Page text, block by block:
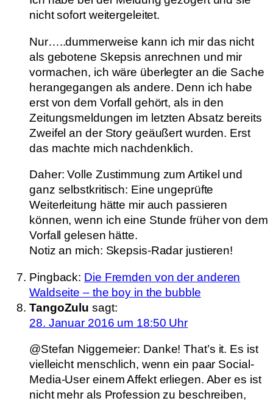
nicht sofort weitergeleitet.
Nur…..dummerweise kann ich mir das nicht
als gebotene Skepsis anrechnen und mir
vormachen, ich wäre überlegter an die Sache
herangegangen als andere. Denn ich habe
erst von dem Vorfall gehört, als in den
Zeitungsmeldungen im letzten Absatz bereits
Zweifel an der Story geäußert wurden. Erst
das machte mich nachdenklich.
Daher: Volle Zustimmung zum Artikel und
ganz selbstkritisch: Eine ungeprüfte
Weiterleitung hätte mir auch passieren
können, wenn ich eine Stunde früher von dem
Vorfall gelesen hätte.
Notiz an mich: Skepsis-Radar justieren!
Pingback: Die Fremden von der anderen
Waldseite – the boy in the bubble
TangoZulu sagt:
28. Januar 2016 um 18:50 Uhr
@Stefan Niggemeier: Danke! That’s it. Es ist
vielleicht menschlich, wenn ein paar Social-
Media-User einem Affekt erliegen. Aber es ist
nicht mehr als Profession zu beschreiben,